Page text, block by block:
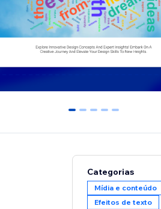
0 1 2 3 4
Categorias
Mídia e conteúdo
Efeitos de texto